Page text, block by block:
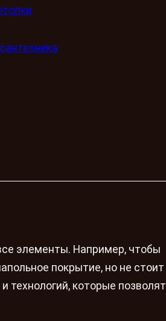
элементы. Например, чтобы
покрытие, но не стоит
технологий, которые позволят